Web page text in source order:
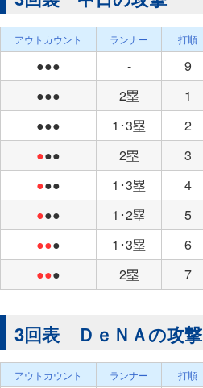
アウトカウント ランナー 打順
●●● - 9
●●●
2塁 1
●●●
1･3塁 2
●●● 2塁 3
●●● 1･3塁 4
●●● 1･2塁 5
●●● 1･3塁 6
●●● 2塁 7
3回表 ＤｅＮＡの攻撃
アウトカウント ランナー 打順